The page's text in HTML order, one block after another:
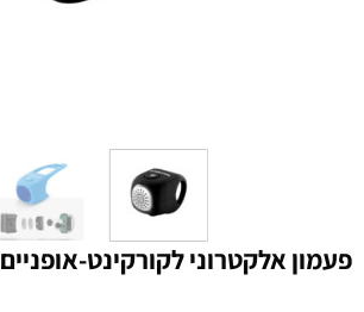
פעמון אלקטרוני לקורקינט-אופניים RB BLACK